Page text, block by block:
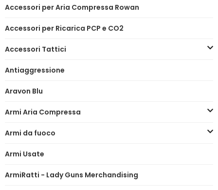
Accessori per Aria Compressa Rowan
Accessori per Ricarica PCP e CO2
Accessori Tattici
Antiaggressione
Aravon Blu
Armi Aria Compressa
Armi da fuoco
Armi Usate
ArmiRatti - Lady Guns Merchandising